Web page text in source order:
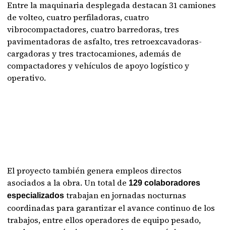
Entre la maquinaria desplegada destacan 31 camiones
de volteo, cuatro perfiladoras, cuatro
vibrocompactadores, cuatro barredoras, tres
pavimentadoras de asfalto, tres retroexcavadoras-
cargadoras y tres tractocamiones, además de
compactadores y vehículos de apoyo logístico y
operativo.
El proyecto también genera empleos directos
asociados a la obra. Un total de 129 colaboradores
especializadostrabajan en jornadas nocturnas
coordinadas para garantizar el avance continuo de los
trabajos, entre ellos operadores de equipo pesado,